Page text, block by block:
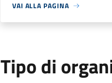
VAI ALLA PAGINA
Tipo di